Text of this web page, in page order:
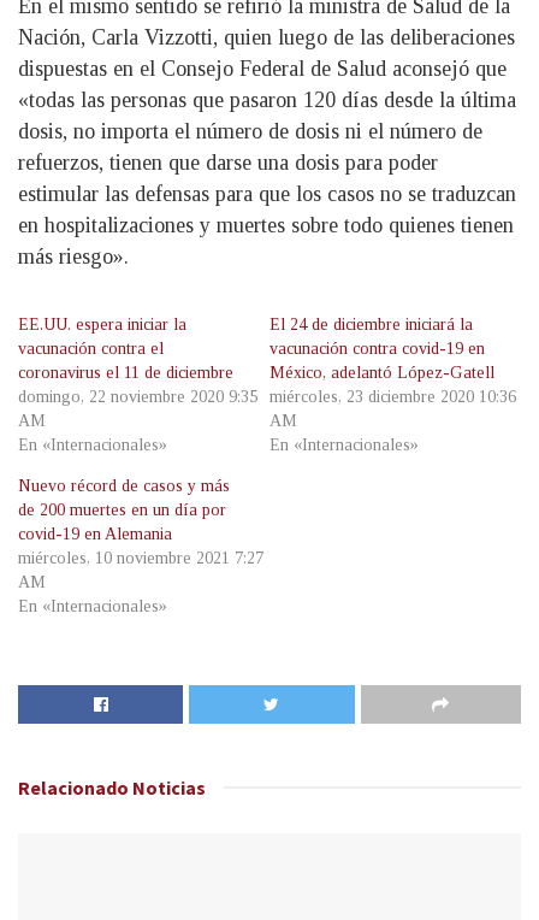
En el mismo sentido se refirió la ministra de Salud de la
Nación, Carla Vizzotti, quien luego de las deliberaciones
dispuestas en el Consejo Federal de Salud aconsejó que
«todas las personas que pasaron 120 días desde la última
dosis, no importa el número de dosis ni el número de
refuerzos, tienen que darse una dosis para poder
estimular las defensas para que los casos no se traduzcan
en hospitalizaciones y muertes sobre todo quienes tienen
más riesgo».
EE.UU. espera iniciar la
vacunación contra el
coronavirus el 11 de diciembre
domingo, 22 noviembre 2020 9:35
AM
En «Internacionales»
El 24 de diciembre iniciará la
vacunación contra covid-19 en
México, adelantó López-Gatell
miércoles, 23 diciembre 2020 10:36
AM
En «Internacionales»
Nuevo récord de casos y más
de 200 muertes en un día por
covid-19 en Alemania
miércoles, 10 noviembre 2021 7:27
AM
En «Internacionales»
Relacionado Noticias